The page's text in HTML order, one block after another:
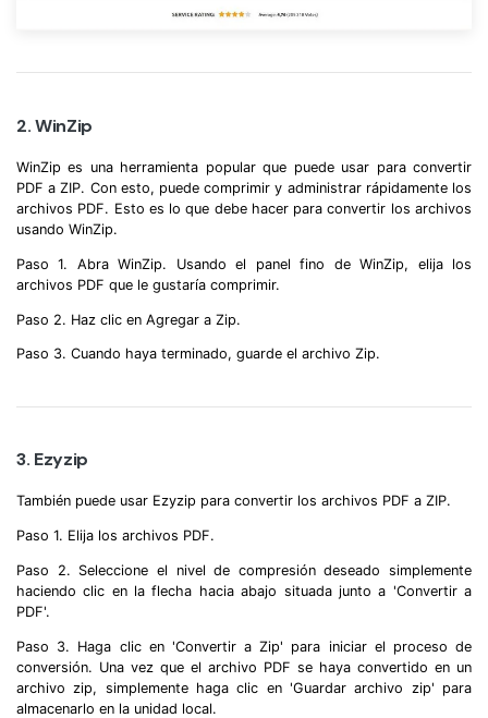
2. WinZip
WinZip es una herramienta popular que puede usar para convertir
PDF a ZIP. Con esto, puede comprimir y administrar rápidamente los
archivos PDF. Esto es lo que debe hacer para convertir los archivos
usando WinZip.
Paso 1. Abra WinZip. Usando el panel fino de WinZip, elija los
archivos PDF que le gustaría comprimir.
Paso 2. Haz clic en Agregar a Zip.
Paso 3. Cuando haya terminado, guarde el archivo Zip.
3. Ezyzip
También puede usar Ezyzip para convertir los archivos PDF a ZIP.
Paso 1. Elija los archivos PDF.
Paso 2. Seleccione el nivel de compresión deseado simplemente
haciendo clic en la flecha hacia abajo situada junto a 'Convertir a
PDF'.
Paso 3. Haga clic en 'Convertir a Zip' para iniciar el proceso de
conversión. Una vez que el archivo PDF se haya convertido en un
archivo zip, simplemente haga clic en 'Guardar archivo zip' para
almacenarlo en la unidad local.